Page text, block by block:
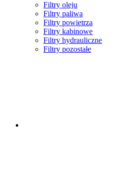
Filtry oleju
Filtry paliwa
Filtry powietrza
Filtry kabinowe
Filtry hydrauliczne
Filtry pozostałe